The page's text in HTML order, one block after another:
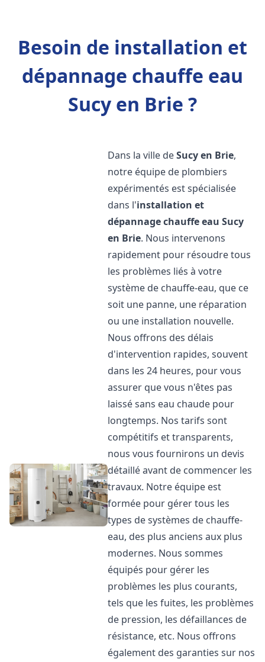
Besoin de installation et
dépannage chauffe eau
Sucy en Brie ?
Dans la ville deSucy en Brie,
notre équipe de plombiers
expérimentés est spécialisée
dans l'installation et
dépannage chauffe eau Sucy
en Brie. Nous intervenons
rapidement pour résoudre tous
les problèmes liés à votre
système de chauffe-eau, que ce
soit une panne, une réparation
ou une installation nouvelle.
Nous offrons des délais
d'intervention rapides, souvent
dans les 24 heures, pour vous
assurer que vous n'êtes pas
laissé sans eau chaude pour
longtemps. Nos tarifs sont
compétitifs et transparents,
nous vous fournirons un devis
détaillé avant de commencer les
travaux. Notre équipe est
formée pour gérer tous les
types de systèmes de chauffe-
eau, des plus anciens aux plus
modernes. Nous sommes
équipés pour gérer les
problèmes les plus courants,
tels que les fuites, les problèmes
de pression, les défaillances de
résistance, etc. Nous offrons
également des garanties sur nos